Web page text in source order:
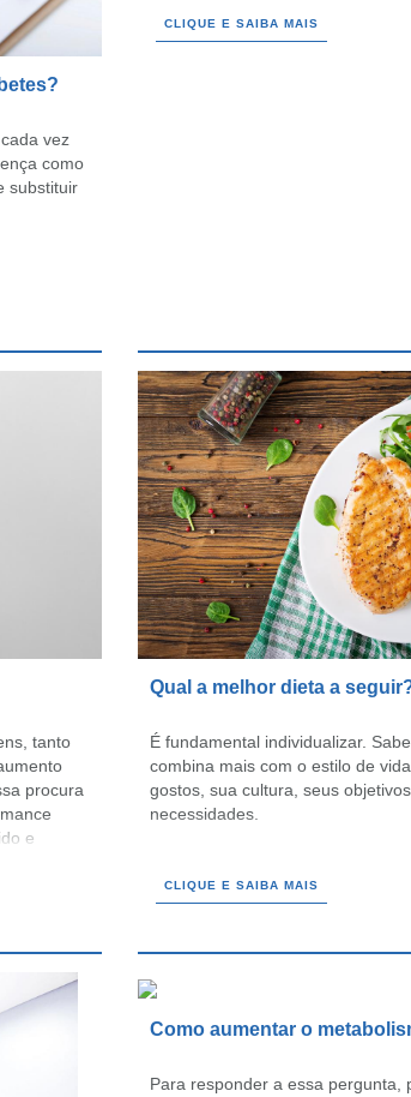
vez
como
substituir
CLIQUE E SAIBA MAIS
tanto
procura
e
Qual a melhor dieta a
É fundamental individualizar.
combina mais com o estilo de
gostos, sua cultura, seus
necessidades.
CLIQUE E SAIBA MAIS
Como aumentar o
Para responder a essa pergunta,